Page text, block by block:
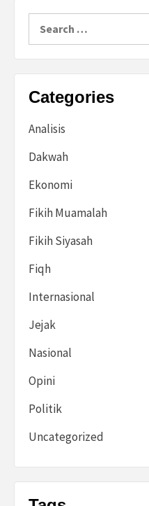
Categories
Analisis
Dakwah
Ekonomi
Fikih Muamalah
Fikih Siyasah
Fiqh
Internasional
Jejak
Nasional
Opini
Politik
Uncategorized